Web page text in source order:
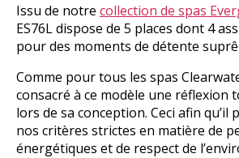
Issu de notre collection de spas
ES76L dispose de 5 places dont 4
pour des moments de détente
Comme pour tous les spas
consacré à ce modèle une réflexion
lors de sa conception. Ceci afin qu’il
nos critères strictes en matière de
énergétiques et de respect de